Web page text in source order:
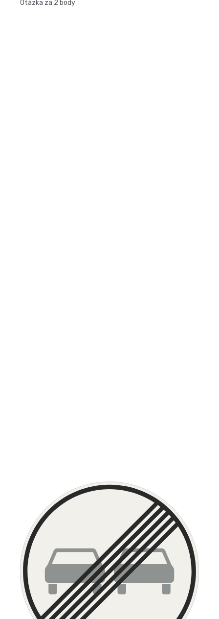
Otázka za 2 body